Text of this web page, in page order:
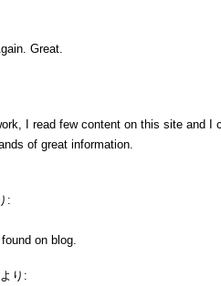
Great.
I read few content on this site and I
of great information.
:
on blog.
より: